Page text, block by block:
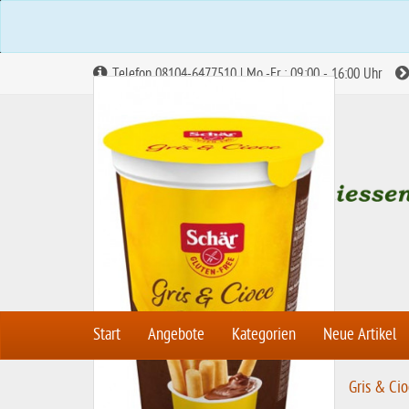
Telefon 08104-6477510 | Mo.-Fr.: 09:00 - 16:00 Uhr
Start Angebote Kategorien Neue Artikel
Gebäck & Co. Kekse & Co. Gris &